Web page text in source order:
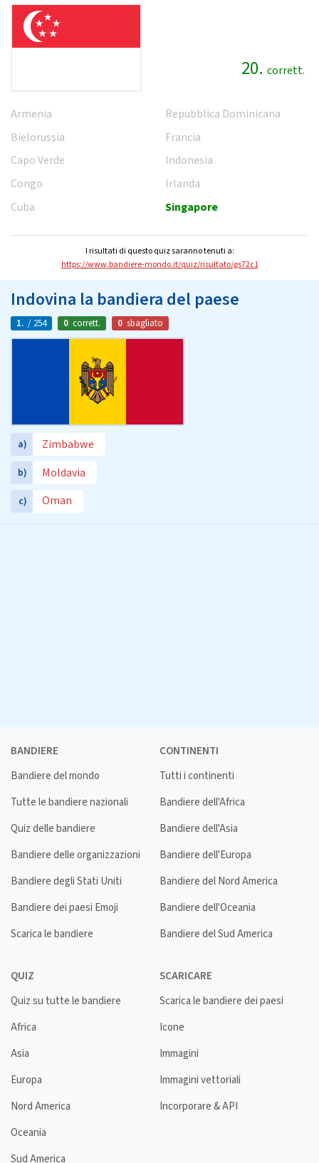
20. corrett.
Armenia
Bielorussia
Capo Verde
Congo
Cuba
Repubblica Dominicana
Francia
Indonesia
Irlanda
Singapore
I risultati di questo quiz saranno tenuti a:
https://www.bandiere-mondo.it/quiz/risultato/gs72c1
Indovina la bandiera del paese
1. / 254 0 corrett. 0 sbagliato
a) Zimbabwe
b) Moldavia
c) Oman
BANDIERE
Bandiere del mondo
Tutte le bandiere nazionali
Quiz delle bandiere
Bandiere delle organizzazioni
Bandiere degli Stati Uniti
Bandiere dei paesi Emoji
Scarica le bandiere
CONTINENTI
Tutti i continenti
Bandiere dell'Africa
Bandiere dell'Asia
Bandiere dell'Europa
Bandiere del Nord America
Bandiere dell'Oceania
Bandiere del Sud America
QUIZ
Quiz su tutte le bandiere
Africa
Asia
Europa
Nord America
Oceania
Sud America
SCARICARE
Scarica le bandiere dei paesi
Icone
Immagini
Immagini vettoriali
Incorporare & API